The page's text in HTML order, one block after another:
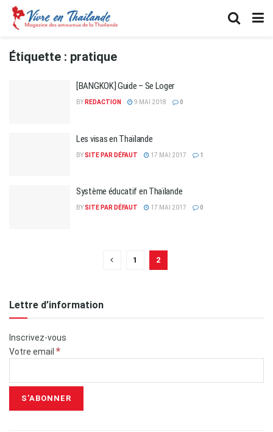
Étiquette : pratique
[BANGKOK] Guide – Se Loger
BY REDACTION 9 MAI 2018 0
Les visas en Thaïlande
BYSITE PAR DÉFAUT 17 MAI 2017 1
Système éducatif en Thaïlande
BYSITE PAR DÉFAUT 17 MAI 2017 0
1 2
Lettre d’information
Inscrivez-vous
Votre email *